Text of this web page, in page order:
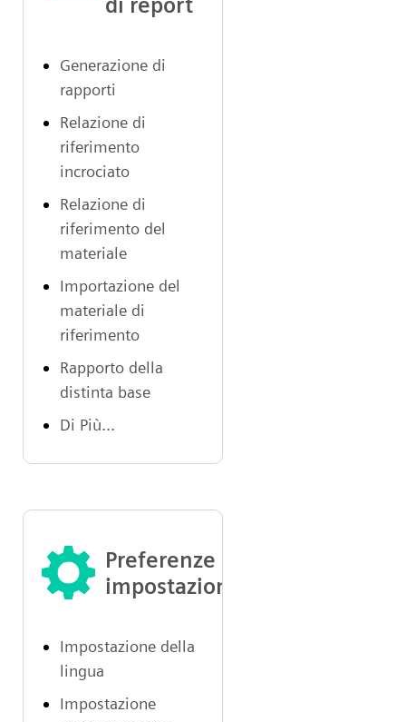
Generazione di
rapporti
Relazione di
riferimento
incrociato
Relazione di
riferimento del
materiale
Importazione del
materiale di
riferimento
Rapporto della
distinta base
Di Più...
Preferenze e
impostazioni
Impostazione della
lingua
Impostazione